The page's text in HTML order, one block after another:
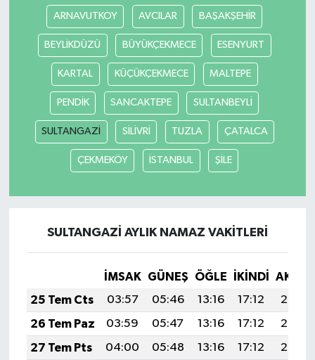
ARNAVUTKOY AVCILAR BAŞAKŞEHİR
BEYLİKDÜZÜ BÜYÜKÇEKMECE ESENYURT
KARTAL KÜÇÜKÇEKMECE MALTEPE
PENDİK SANCAKTEPE SULTANBEYLİ
SULTANGAZİ SİLİVRİ TUZLA ÇATALCA
ÇEKMEKÖY İSTANBUL ŞİLE
SULTANGAZİ AYLIK NAMAZ VAKITLERI
İMSAK GÜNEŞ ÖĞLE İKINDI
25 Tem Cts
03:57 05:46 13:16 17:12
20:36
26 Tem Paz
03:59 05:47 13:16 17:12
20:35
27 Tem Pts
04:00 05:48 13:16 17:12
20:34